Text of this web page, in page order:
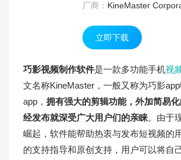
厂商： KineMaster
立即下载
巧影视频制作软件是一款多功能手机视
文名称KineMaster，一般又称为巧影
app， 拥有强大的剪辑功能，外加简易
经发布就深受广大用户们的亲睐。由于
崛起，软件能帮助热衷与发布短视频的
的支持指导和原创支持，用户可以将自